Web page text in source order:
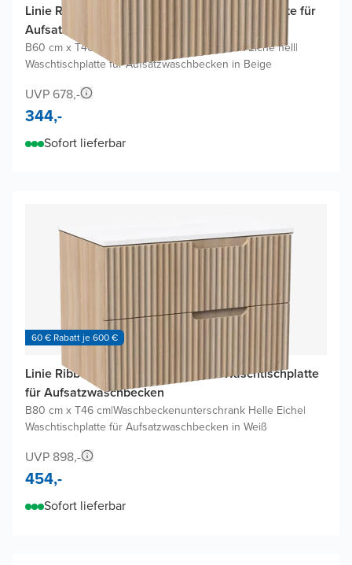
Linie Ribbo Badmöbel mit Lado Waschtischplatte für
Aufsatzwaschbecken
B60 cm x T46 cm Waschbeckenunterschrank Eiche hell|
Waschtischplatte für Aufsatzwaschbecken in Beige
UVP 678,-
344,-
Sofort lieferbar
60 € Rabatt je 600 €
Linie Ribbo Badmöbel Set mit Lado Waschtischplatte
für Aufsatzwaschbecken
B80 cm x T46 cm|Waschbeckenunterschrank Helle Eiche|
Waschtischplatte für Aufsatzwaschbecken in Weiß
UVP 898,-
454,-
Sofort lieferbar